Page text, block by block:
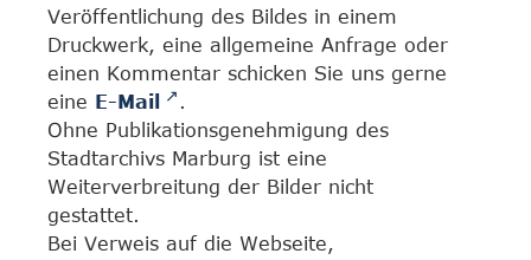
Veröffentlichung des Bildes in einem
Druckwerk, eine allgemeine Anfrage oder
einen Kommentar schicken Sie uns gerne
eine E-Mail
.
Ohne Publikationsgenehmigung des
Stadtarchivs Marburg ist eine
Weiterverbreitung der Bilder nicht
gestattet.
Bei Verweis auf die Webseite,